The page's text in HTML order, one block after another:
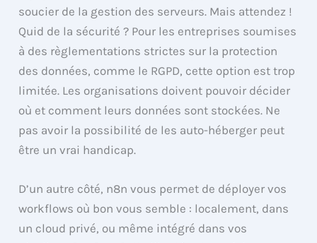
soucier de la gestion des serveurs. Mais attendez !
Quid de la sécurité ? Pour les entreprises soumises
à des règlementations strictes sur la protection
des données, comme le RGPD, cette option est trop
limitée. Les organisations doivent pouvoir décider
où et comment leurs données sont stockées. Ne
pas avoir la possibilité de les auto-héberger peut
être un vrai handicap.
D’un autre côté, n8n vous permet de déployer vos
workflows où bon vous semble : localement, dans
un cloud privé, ou même intégré dans vos